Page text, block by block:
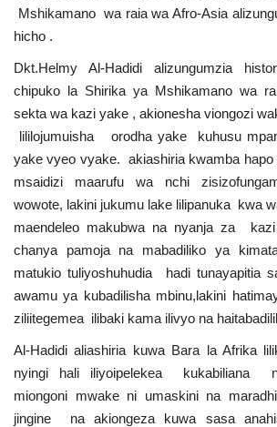
Harakati ya Nasser kwa Vijana
Kanuni na Masharti ya Udhamini wa
Nyaraka na Marejeleo
Waanzilishi
Raia wa ulimwengu mzima
Nyaraka
Nafasi
Washiriki
Mshikamano wa raia wa Afro-Asia
hicho .
Dkt.Helmy Al-Hadidi alizungumzia
chipuko la Shirika ya Mshikamano wa
sekta wa kazi yake , akionesha viongozi
lililojumuisha orodha yake kuhusu
yake vyeo vyake. akiashiria kwamba hapo
msaidizi maarufu wa nchi
wowote, lakini jukumu lake lilipanuka kwa
maendeleo makubwa na nyanja za
chanya pamoja na mabadiliko ya
matukio tuliyoshuhudia hadi tunayapitia
awamu ya kubadilisha mbinu,lakini
ziliitegemea ilibaki kama ilivyo na
Al-Hadidi aliashiria kuwa Bara la Afrika
nyingi hali iliyoipelekea kukabiliana
miongoni mwake ni umaskini na
jingine na akiongeza kuwa sasa